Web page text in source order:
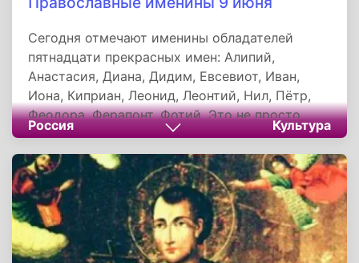
Сегодня отмечают именины обладателей
пятнадцати прекрасных имен: Алипий,
Анастасия, Диана, Дидим, Евсевиот, Иван,
Иона, Киприан, Леонид, Леонтий, Нил, Пётр,
Феодора, Ферапонт, Фотий. Это не просто
список, а напоминание о древней традиции
тезоименитства – дне памяти небесного
покровителя, чье имя человек носит с
момента крещения. В православной традиции
имя – не просто звук или запись, а важнейшая
часть личности, духовная связь со святым
заступником, чья жизнь служит образцом
Россия Культура